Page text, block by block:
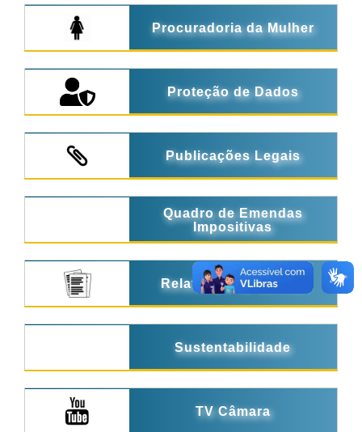
Procuradoria da Mulher
Proteção de Dados
Publicações Legais
Quadro de Emendas
Impositivas
Relatórios de Gestão
Sustentabilidade
TV Câmara